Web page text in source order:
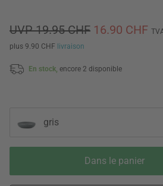
UVP 19.95 CHF 16.90 CHF
plus 9.90 CHF livraison
En stock, encore 2 disponible
gris
Dans le panier